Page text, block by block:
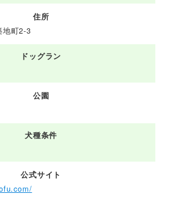
住所
地町2-3
ドッグラン
公園
犬種条件
公式サイト